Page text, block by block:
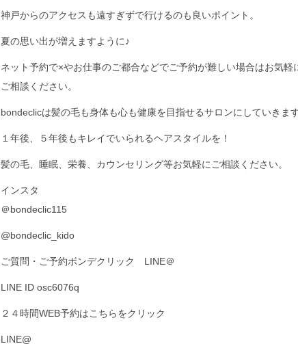
神戸からのアクセスも遠すぎずで行けるのも良いポイント。
夏の思い出が増えますように♪
ネット予約で×やお仕事のご都合などでご予約が難しい場合はお気軽
ご相談ください。
bondeclicは髪の毛も身体も心も健康を目指せるサロンにしていきます
１年後、５年後もキレイでいられるヘアスタイルを！
髪の毛、睡眠、栄養、カウンセリング等お気軽にご相談ください。
インスタ
＠bondeclic115
@bondeclic_kido
ご質問・ご予約ボンデクリック LINE＠
LINE ID osc6076q
２４時間WEB予約はこちらをクリック
LINE@